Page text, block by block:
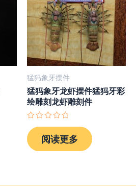
猛犸象牙摆件
猛犸象牙龙虾摆件猛犸牙彩
绘雕刻龙虾雕刻件
分
0
&sol;
阅读更多